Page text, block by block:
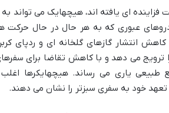
ای یافته اند، هیچهایک می تواند
عبوری که به هر حال در حال حرکت
انتشار گازهای گلخانه ای و ردپای
می دهد و با کاهش تقاضا برای
یاری می رساند. هیچهایکرها
خود به سفری سبزتر را نشان می دهند.